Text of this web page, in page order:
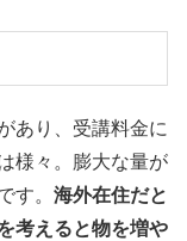
あり、受講料金に
様々。膨大な量が
す。 海外在住だと
考えると物を増や